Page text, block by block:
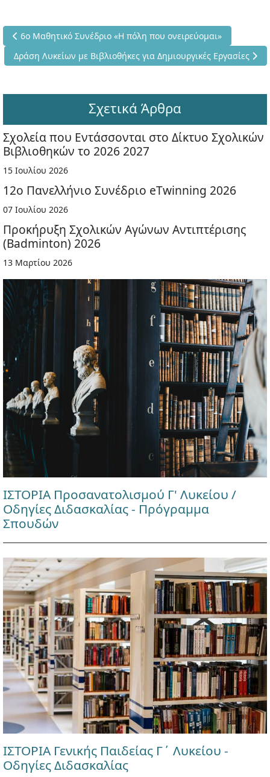
Προηγούμενο άρθρο: 6ο Μαθητικό Συνέδριο «Η πόλη που
6ο Μαθητικό Συνέδριο «Η πόλη που ονειρεύομαι»
Επόμενο άρθρο: Δράση Λυκείων με Βιβλιοθήκες για
Δράση Λυκείων με Βιβλιοθήκες για Δημιουργικές Εργασίες
Σχετικά Άρθρα
Σχολεία που Εντάσσονται στο Δίκτυο Σχολικών
Βιβλιοθηκών το 2026 2027
15 Ιουλίου 2026
12ο Πανελλήνιο Συνέδριο eTwinning 2026
07 Ιουλίου 2026
Προκήρυξη Σχολικών Αγώνων Αντιπτέρισης
(Badminton) 2026
13 Μαρτίου 2026
ΙΣΤΟΡΙΑ Προσανατολισμού Γ' Λυκείου /
Οδηγίες Διδασκαλίας - Πρόγραμμα
Σπουδών
ΙΣΤΟΡΙΑ Γενικής Παιδείας Γ΄ Λυκείου -
Οδηγίες Διδασκαλίας